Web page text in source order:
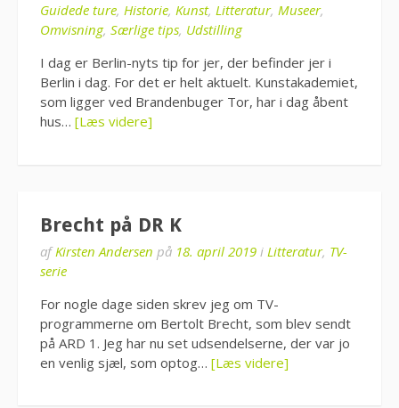
Guidede ture, Historie, Kunst, Litteratur, Museer,
Omvisning, Særlige tips, Udstilling
I dag er Berlin-nyts tip for jer, der befinder jer i
Berlin i dag. For det er helt aktuelt. Kunstakademiet,
som ligger ved Brandenbuger Tor, har i dag åbent
hus… [Læs videre]
Brecht på DR K
afKirsten Andersen på 18. april 2019 i Litteratur, TV-
serie
For nogle dage siden skrev jeg om TV-
programmerne om Bertolt Brecht, som blev sendt
på ARD 1. Jeg har nu set udsendelserne, der var jo
en venlig sjæl, som optog… [Læs videre]